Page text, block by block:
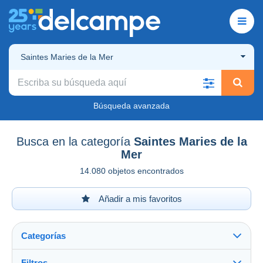
Saintes Maries de la Mer
Búsqueda avanzada
Busca en la categoría Saintes Maries de la
Mer
14.080 objetos encontrados
Añadir a mis favoritos
Categorías